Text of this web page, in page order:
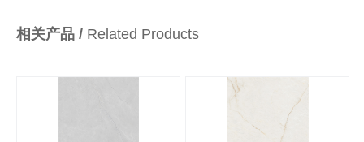
相关产品 / Related Products